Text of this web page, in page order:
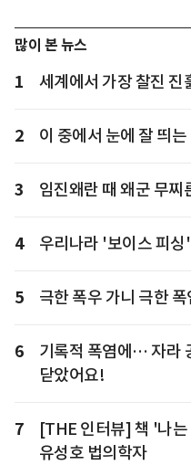
많이 본 뉴스
1 세계에서 가장 찰진 진
2 이 중에서 눈에 잘 띄
3 임진왜란 때 왜군 무
4 우리나라 '보이스 피
5 극한 폭우 가니 극한
6
기록적 폭염에… 자라
닫았어요!
7
[THE 인터뷰] 책 '나는
유성호 법의학자